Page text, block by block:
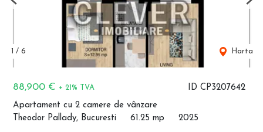
ID CP3207642
88,900 € + 21% TVA
Apartament cu 2 camere de vânzare
Theodor Pallady, Bucuresti
61.25 mp 2025
1 / 6 Harta
Previous